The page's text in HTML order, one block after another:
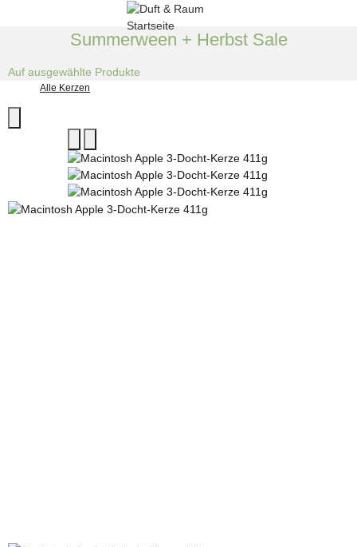
Summerween + Herbst Sale
Auf ausgewählte Produkte
Alle Kerzen